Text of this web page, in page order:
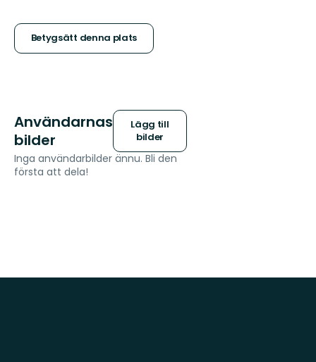
stjärnor
Betygsätt denna plats
Användarnas
bilder
Lägg till
bilder
Inga användarbilder ännu. Bli den
första att dela!